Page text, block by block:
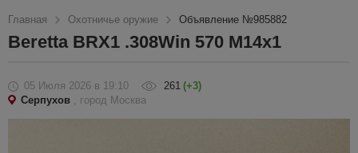
Главная Охотничье оружие Объявление №985882
Beretta BRX1 .308Win 570 M14x1
05 Июля 2026 в 19:10 261 (+3)
Серпухов , город Москва